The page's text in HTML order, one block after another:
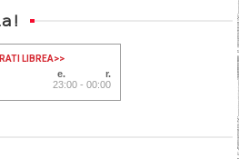
LIBREA>>
23:00 - 00:00